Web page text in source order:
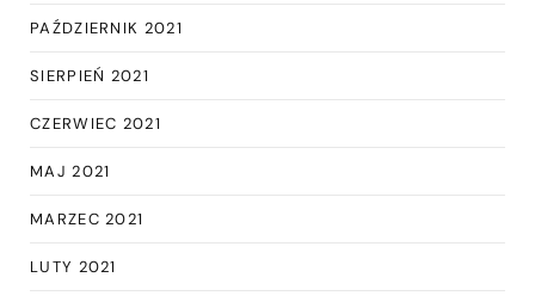
PAŹDZIERNIK 2021
SIERPIEŃ 2021
CZERWIEC 2021
MAJ 2021
MARZEC 2021
LUTY 2021